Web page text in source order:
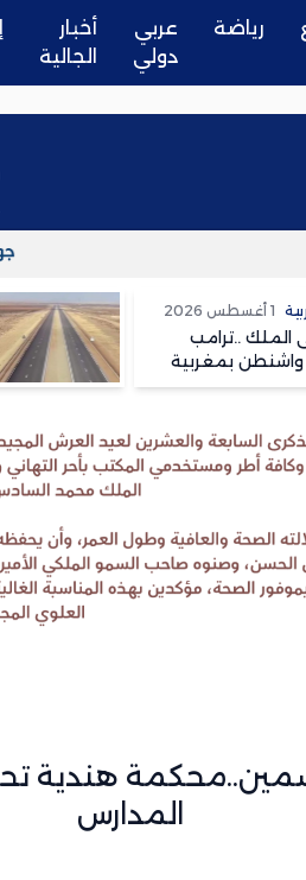
رياضة
عربي
دولي
أخبار
الجالية
1 أغسطس 2026
الملك ..ترامب
واشنطن بمغربية
هندية
المدارس